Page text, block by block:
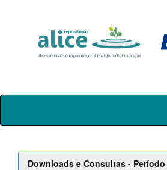
Skip
Downloads e Consultas -